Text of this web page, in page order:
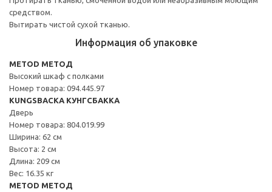
средством.
Вытирать чистой сухой тканью.
Информация об упаковке
METOD МЕТОД
Высокий шкаф с полками
Номер товара: 094.445.97
KUNGSBACKA КУНГСБАККА
Дверь
Номер товара: 804.019.99
Ширина: 62 см
Высота: 2 см
Длина: 209 см
Вес: 16.35 кг
METOD МЕТОД